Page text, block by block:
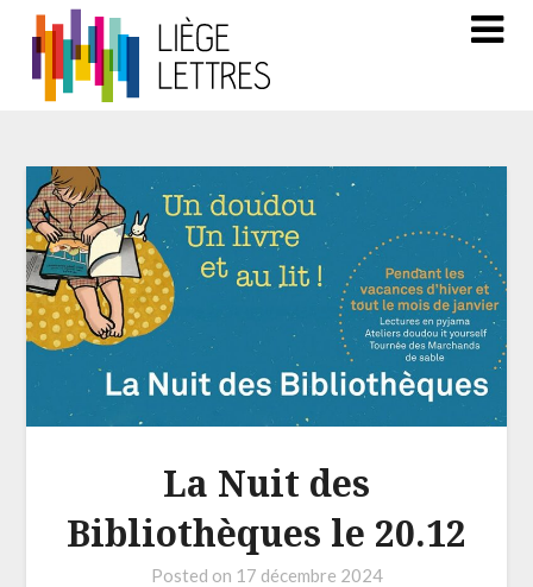
La Nuit des
Bibliothèques le 20.12
Posted on 17 décembre 2024